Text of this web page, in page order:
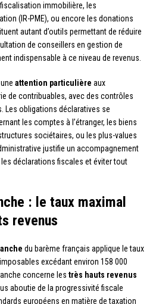
immobilière, les
(IR-PME), ou encore les donations
autant d’outils permettant de réduire
de conseillers en gestion de
indispensable à ce niveau de revenus.
attention particulière aux
de contribuables, avec des contrôles
Les obligations déclaratives se
les comptes à l’étranger, les biens
sociétaires, ou les plus-values
justifie un accompagnement
déclarations fiscales et éviter tout
: le taux maximal
revenus
du barème français applique le taux
excédant environ 158 000
concerne les très hauts revenus
aboutie de la progressivité fiscale
européens en matière de taxation